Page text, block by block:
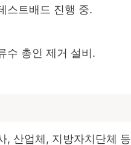
스트배드 진행 중.
수 총인 제거 설비.
, 산업체, 지방자치단체